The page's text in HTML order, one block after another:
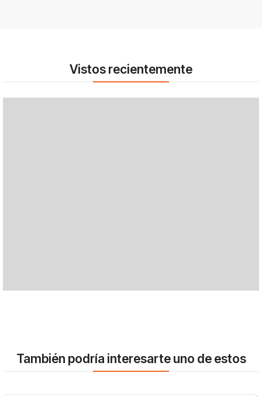
Vistos recientemente
También podría interesarte uno de estos